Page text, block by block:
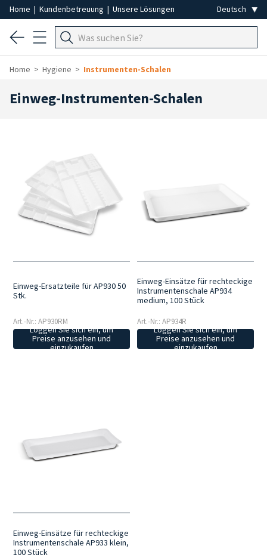
Home | Kundenbetreuung | Unsere Lösungen
Home Hygiene Instrumenten-Schalen
Einweg-Instrumenten-Schalen
Einweg-Ersatzteile für AP930 50
Stk.
Art.-Nr.: AP930RM
Loggen Sie sich ein, um
Preise anzusehen und
einzukaufen
Einweg-Einsätze für rechteckige
Instrumentenschale AP934
medium, 100 Stück
Art.-Nr.: AP934R
Loggen Sie sich ein, um
Preise anzusehen und
einzukaufen
Einweg-Einsätze für rechteckige
Instrumentenschale AP933 klein,
100 Stück